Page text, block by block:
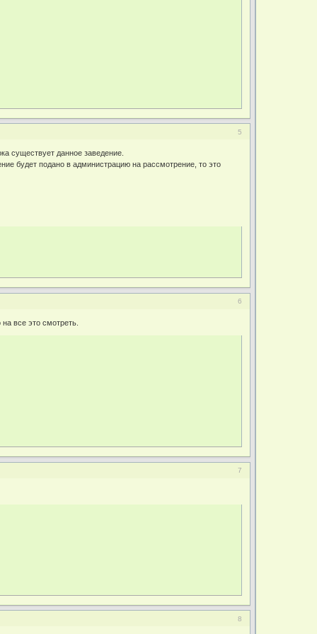
5
существует данное заведение.
будет подано в администрацию на рассмотрение, то это
6
все это смотреть.
7
8